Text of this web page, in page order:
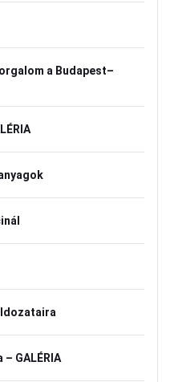
a Budapest–
GALÉRIA